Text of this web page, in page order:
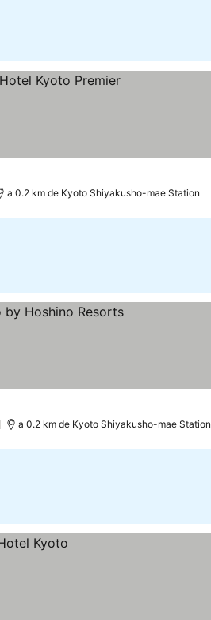
a 0.2 km de Kyoto Shiyakusho-mae Station
a 0.2 km de Kyoto Shiyakusho-mae Station